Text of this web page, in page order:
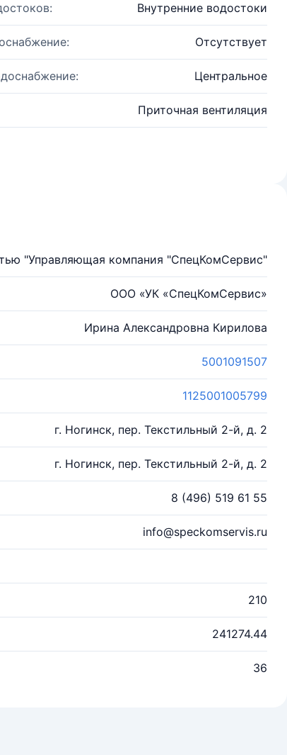
Внутренние водостоки
Отсутствует
Центральное
Приточная вентиляция
"Управляющая компания "СпецКомСервис"
ООО «УК «СпецКомСервис»
Ирина Александровна Кирилова
5001091507
1125001005799
г. Ногинск, пер. Текстильный 2-й, д. 2
г. Ногинск, пер. Текстильный 2-й, д. 2
8 (496) 519 61 55
info@speckomservis.ru
210
241274.44
36